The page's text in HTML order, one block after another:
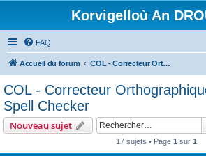
Korvigelloù An
FAQ
Accueil du forum COL - Correcteur Orthographique Latin - Latin Spell Checker
COL - Correcteur
Spell Checker
Nouveau sujet
17 sujets • Page 1 sur 1